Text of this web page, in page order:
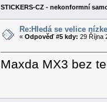
STICKERS-CZ - nekonformní
Re:Hledá se velice
«Odpověď #5 kdy: 29 Října
Maxda MX3 bez